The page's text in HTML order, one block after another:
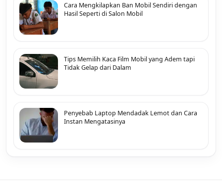
Cara Mengkilapkan Ban Mobil Sendiri dengan
Hasil Seperti di Salon Mobil
Tips Memilih Kaca Film Mobil yang Adem tapi
Tidak Gelap dari Dalam
Penyebab Laptop Mendadak Lemot dan Cara
Instan Mengatasinya